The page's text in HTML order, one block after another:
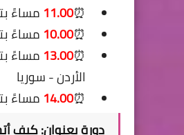
⏰
11.00 مساءً
⏰
10.00 مساءً
⏰
13.00 مساءً
الأردن - سوريا
⏰
14.00 مساءً
دورة بعنوان: كيف